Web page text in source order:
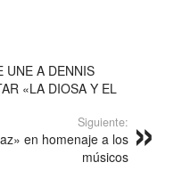
UNE A DENNIS
«LA DIOSA Y EL
Siguiente:
en homenaje a los
músicos